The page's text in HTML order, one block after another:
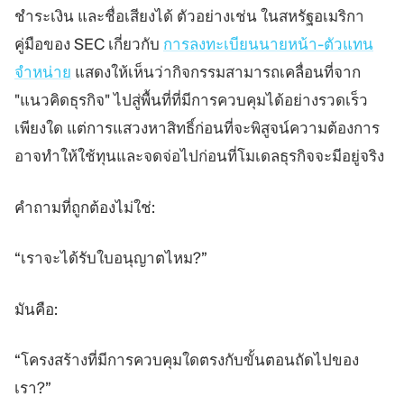
ชำระเงิน และชื่อเสียงได้ ตัวอย่างเช่น ในสหรัฐอเมริกา
คู่มือของ SEC เกี่ยวกับ การลงทะเบียนนายหน้า-ตัวแทน
จำหน่าย แสดงให้เห็นว่ากิจกรรมสามารถเคลื่อนที่จาก
"แนวคิดธุรกิจ" ไปสู่พื้นที่ที่มีการควบคุมได้อย่างรวดเร็ว
เพียงใด แต่การแสวงหาสิทธิ์ก่อนที่จะพิสูจน์ความต้องการ
อาจทำให้ใช้ทุนและจดจ่อไปก่อนที่โมเดลธุรกิจจะมีอยู่จริง
คำถามที่ถูกต้องไม่ใช่:
“เราจะได้รับใบอนุญาตไหม?”
มันคือ:
“โครงสร้างที่มีการควบคุมใดตรงกับขั้นตอนถัดไปของ
เรา?”